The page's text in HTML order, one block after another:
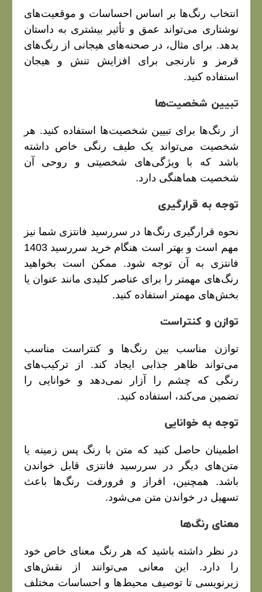
انتخاب رنگ‌ها بر اساس احساسات و موقعیت‌های
نوشتاری می‌تواند عمق و تأثیر بیشتری به داستان
بدهد. برای مثال، در صحنه‌های هیجانی از رنگ‌های
قرمز و نارنجی برای افزایش تنش و هیجان
استفاده کنید.
تبیین شخصیت‌ها
از رنگ‌ها برای تبیین شخصیت‌ها استفاده کنید. هر
شخصیت می‌تواند یک طیف رنگی خاص داشته
باشد که با ویژگی‌های شخصیتی و روحی آن
شخصیت هماهنگی دارد.
توجه به قرارگیری
نحوه قرارگیری رنگ‌ها در سررسید فانتزی شما نیز
مهم است و بهتر است هنگام خرید سررسید 1403
فانتزی به آن توجه شود. ممکن است بخواهید
رنگ‌های مهمتر را برای عناصر کلیدی مانند عنوان یا
بخش‌های مهمتر استفاده کنید.
توازن و کنتراست
توازن مناسب بین رنگ‌ها و کنتراست مناسب
می‌تواند ظاهر جذابی ایجاد کند. از ترکیب‌های
رنگی که چشم را آزار نمی‌دهد و خوانایی را
تضمین می‌کند، استفاده کنید.
توجه به خوانایی
اطمینان حاصل کنید که متن با رنگ پس زمینه یا
متن‌های دیگر در سررسید فانتزی قابل خواندن
باشد. همچنین، افراز و فرورفت رنگ‌ها باعث
تسهیل در خواندن متن می‌شود.
معنای رنگ‌ها
در نظر داشته باشید که هر رنگ معنای خاص خود
را دارد. این معانی می‌توانند از نقش‌های
زیرنویسی تا توصیف محیط‌ها و احساسات مختلف